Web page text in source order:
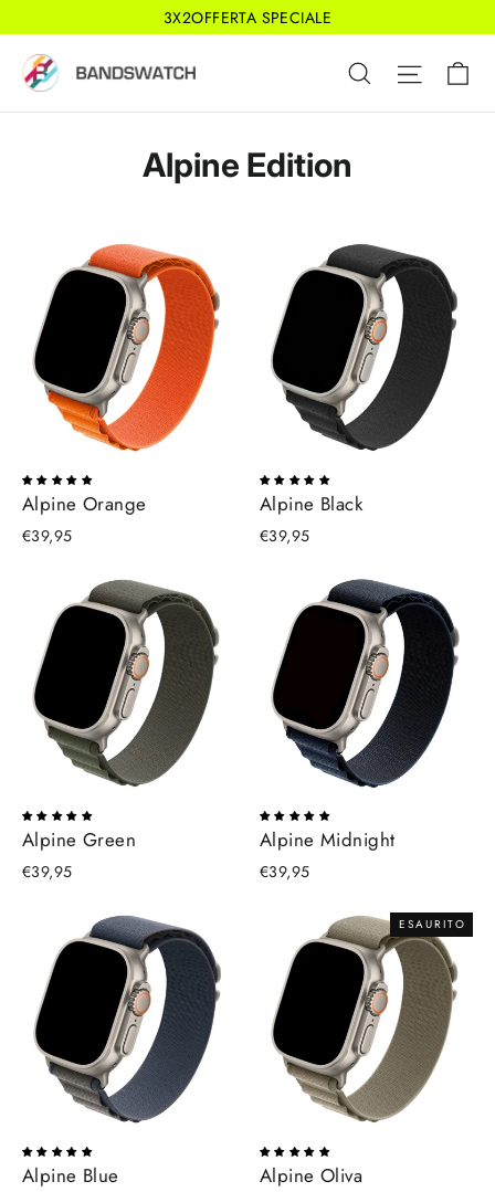
direttamente
3X2OFFERTA SPECIALE
Cerca
Alpine Edition
Alpine Orange
€39,95
Alpine Black
€39,95
Alpine Green
€39,95
Alpine Midnight
€39,95
Alpine Blue
ESAURITO
Alpine Oliva